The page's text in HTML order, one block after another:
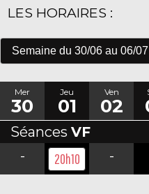
LES HORAIRES :
Mer
30
Jeu
01
Ven
02
Séances VF
-
20h10 -